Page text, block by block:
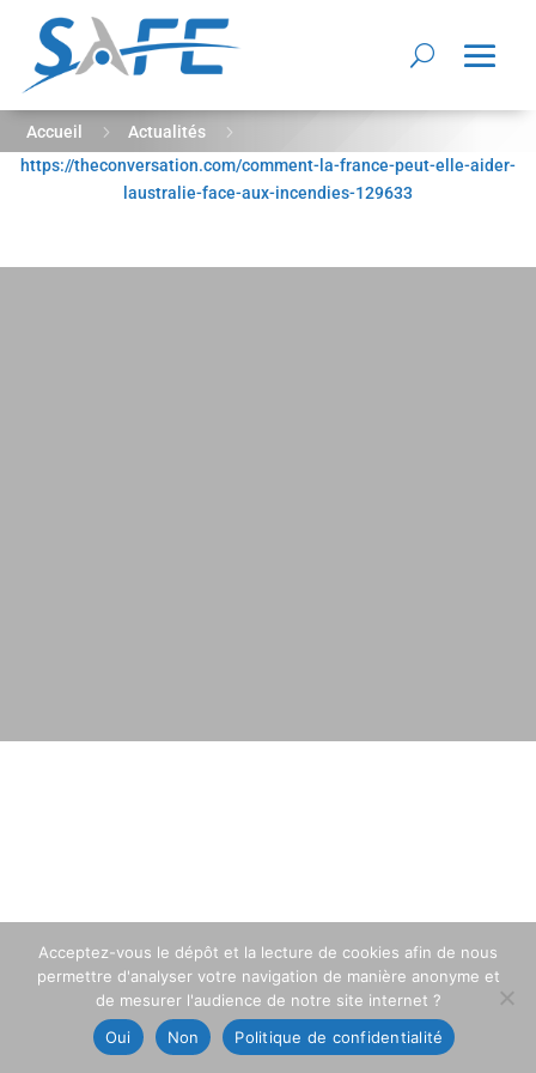
Accueil 5 Actualités 5
Comment la France peut-elle aider l’Australie face aux
https://theconversation.com/comment-la-france-peut-elle-aider-
laustralie-face-aux-incendies-129633
Acceptez-vous le dépôt et la lecture de cookies afin de nous
permettre d'analyser votre navigation de manière anonyme et
de mesurer l'audience de notre site internet ?
Oui
Non Politique de confidentialité